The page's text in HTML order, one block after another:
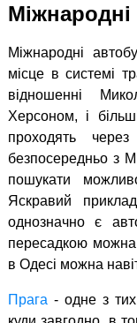
Міжнародні
місце в системі
відношенні
Херсоном, і
проходять
безпосередньо з
пошукати
Яскравий
однозначно є
пересадкою можна
в Одесі можна
Прага - одне з